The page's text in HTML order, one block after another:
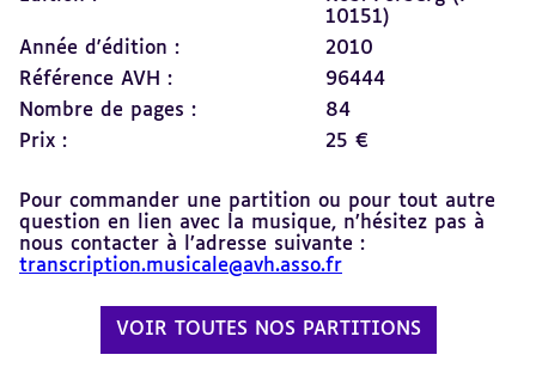
10151)
Année d'édition :
2010
Référence AVH :
96444
Nombre de pages :
84
Prix :
25 €
Pour commander une partition ou pour tout autre
question en lien avec la musique, n’hésitez pas à
nous contacter à l’adresse suivante :
transcription.musicale@avh.asso.fr
VOIR TOUTES NOS PARTITIONS